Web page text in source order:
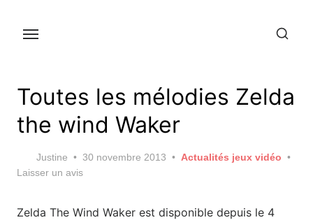
Toutes les mélodies Zelda
the wind Waker
Justine
Posted
on
30 novembre 2013
Actualités jeux vidéo
Laisser un avis
Zelda The Wind Waker est disponible depuis le 4